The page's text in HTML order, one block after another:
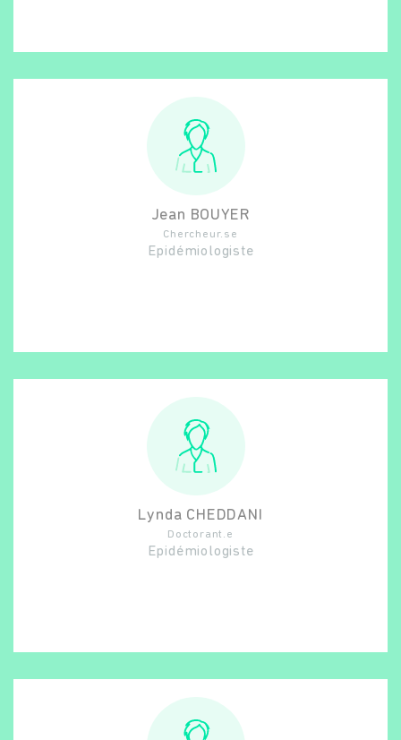
Jean BOUYER
Chercheur.se
Epidémiologiste
Lynda CHEDDANI
Doctorant.e
Epidémiologiste